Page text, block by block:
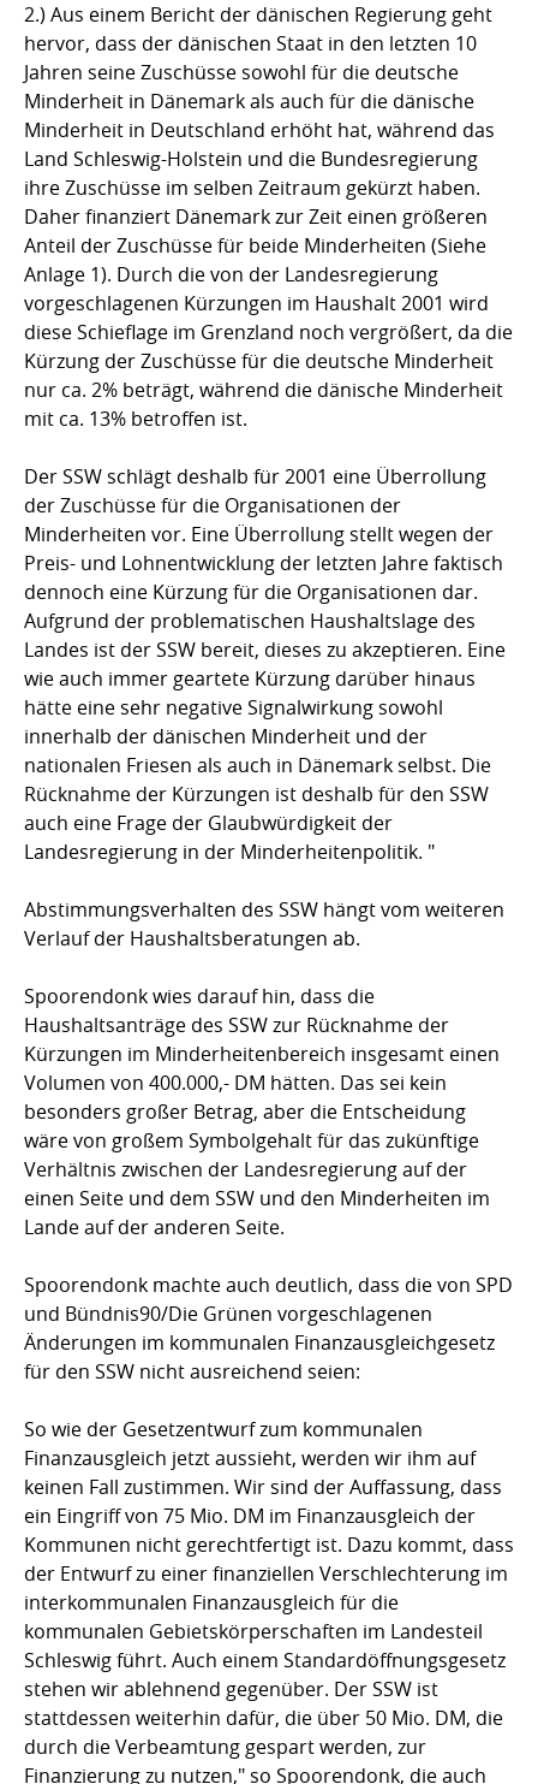
2.) Aus einem Bericht der dänischen Regierung geht
hervor, dass der dänischen Staat in den letzten 10
Jahren seine Zuschüsse sowohl für die deutsche
Minderheit in Dänemark als auch für die dänische
Minderheit in Deutschland erhöht hat, während das
Land Schleswig-Holstein und die Bundesregierung
ihre Zuschüsse im selben Zeitraum gekürzt haben.
Daher finanziert Dänemark zur Zeit einen größeren
Anteil der Zuschüsse für beide Minderheiten (Siehe
Anlage 1). Durch die von der Landesregierung
vorgeschlagenen Kürzungen im Haushalt 2001 wird
diese Schieflage im Grenzland noch vergrößert, da die
Kürzung der Zuschüsse für die deutsche Minderheit
nur ca. 2% beträgt, während die dänische Minderheit
mit ca. 13% betroffen ist.
Der SSW schlägt deshalb für 2001 eine Überrollung
der Zuschüsse für die Organisationen der
Minderheiten vor. Eine Überrollung stellt wegen der
Preis- und Lohnentwicklung der letzten Jahre faktisch
dennoch eine Kürzung für die Organisationen dar.
Aufgrund der problematischen Haushaltslage des
Landes ist der SSW bereit, dieses zu akzeptieren. Eine
wie auch immer geartete Kürzung darüber hinaus
hätte eine sehr negative Signalwirkung sowohl
innerhalb der dänischen Minderheit und der
nationalen Friesen als auch in Dänemark selbst. Die
Rücknahme der Kürzungen ist deshalb für den SSW
auch eine Frage der Glaubwürdigkeit der
Landesregierung in der Minderheitenpolitik. "
Abstimmungsverhalten des SSW hängt vom weiteren
Verlauf der Haushaltsberatungen ab.
Spoorendonk wies darauf hin, dass die
Haushaltsanträge des SSW zur Rücknahme der
Kürzungen im Minderheitenbereich insgesamt einen
Volumen von 400.000,- DM hätten. Das sei kein
besonders großer Betrag, aber die Entscheidung
wäre von großem Symbolgehalt für das zukünftige
Verhältnis zwischen der Landesregierung auf der
einen Seite und dem SSW und den Minderheiten im
Lande auf der anderen Seite.
Spoorendonk machte auch deutlich, dass die von SPD
und Bündnis90/Die Grünen vorgeschlagenen
Änderungen im kommunalen Finanzausgleichgesetz
für den SSW nicht ausreichend seien:
So wie der Gesetzentwurf zum kommunalen
Finanzausgleich jetzt aussieht, werden wir ihm auf
keinen Fall zustimmen. Wir sind der Auffassung, dass
ein Eingriff von 75 Mio. DM im Finanzausgleich der
Kommunen nicht gerechtfertigt ist. Dazu kommt, dass
der Entwurf zu einer finanziellen Verschlechterung im
interkommunalen Finanzausgleich für die
kommunalen Gebietskörperschaften im Landesteil
Schleswig führt. Auch einem Standardöffnungsgesetz
stehen wir ablehnend gegenüber. Der SSW ist
stattdessen weiterhin dafür, die über 50 Mio. DM, die
durch die Verbeamtung gespart werden, zur
Finanzierung zu nutzen," so Spoorendonk, die auch